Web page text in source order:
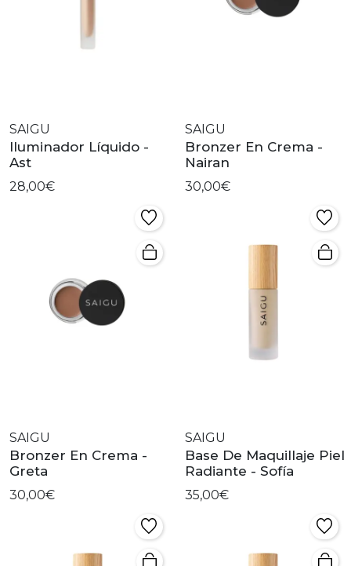
SAIGU
Iluminador Líquido -
Ast
28,00€
SAIGU
Bronzer En Crema -
Nairan
30,00€
SAIGU
Bronzer En Crema -
Greta
30,00€
SAIGU
Base De Maquillaje Piel
Radiante - Sofía
35,00€